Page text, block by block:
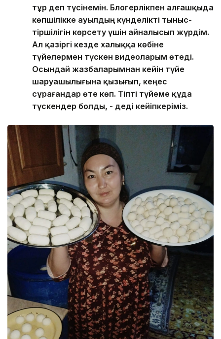
тұр деп түсінемін. Блогерлікпен алғашқыда
көпшілікке ауылдың күнделікті тыныс-
тіршілігін көрсету үшін айналысып жүрдім.
Ал қазіргі кезде халыққа көбіне
түйелермен түскен видеоларым өтеді.
Осындай жазбаларымнан кейін түйе
шаруашылығына қызығып, кеңес
сұрағандар өте көп. Тіпті түйеме құда
түскендер болды, - деді кейіпкеріміз.